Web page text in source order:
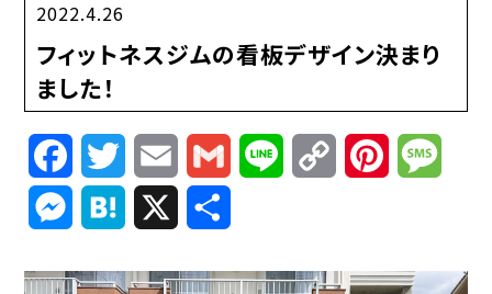
2022.4.26
フィットネスジムの看板デザイン決まり
ました！
FacebookTwitterEmail Gmail Line
Copy
Link
Pinterest
Messenger
Hatena